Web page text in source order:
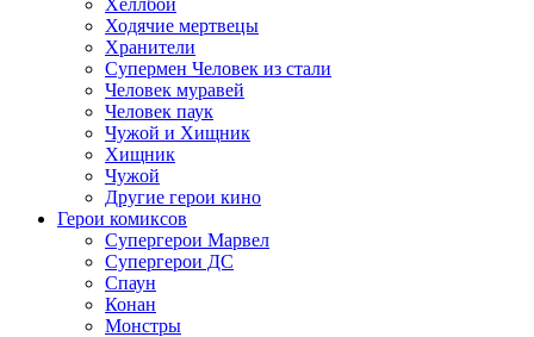
Хеллбой
Ходячие мертвецы
Хранители
Супермен Человек из стали
Человек муравей
Человек паук
Чужой и Хищник
Хищник
Чужой
Другие герои кино
Герои комиксов
Супергерои Марвел
Супергерои ДС
Спаун
Конан
Монстры